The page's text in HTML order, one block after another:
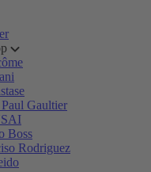
Paul Gaultier
Boss
Rodriguez